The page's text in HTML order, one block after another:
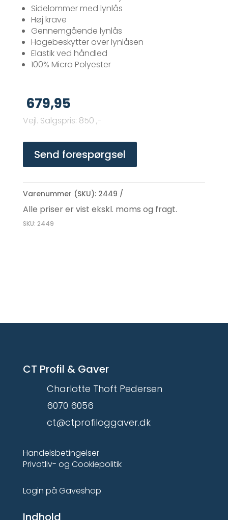
Sidelommer med lynlås
Høj krave
Gennemgående lynlås
Hagebeskytter over lynlåsen
Elastik ved håndled
100% Micro Polyester
679,95
Vejl. Salgspris: 850 ,-
Send forespørgsel
Varenummer (SKU): 2449
Alle priser er vist ekskl. moms og fragt.
SKU: 2449
CT Profil & Gaver
Charlotte Thoft Pedersen
6070 6056
ct@ctprofiloggaver.dk
Handelsbetingelser
Privatliv- og Cookiepolitik
Login på Gaveshop
Indhold